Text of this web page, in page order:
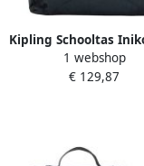
Kipling Schooltas
Blue Tonal
1 webshop
€ 129,87